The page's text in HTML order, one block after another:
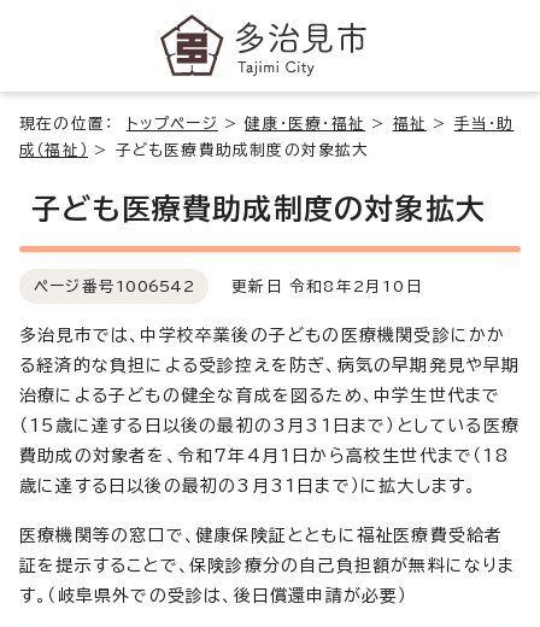
現在の位置： トップページ >健康・医療・福祉 > 福祉 > 手当・助
成（福祉）
> 子ども医療費助成制度の対象拡大
子ども医療費助成制度の対象拡大
ページ番号 1006542 更新日 令和8年2月10日
多治見市では、中学校卒業後の子どもの医療機関受診にかか
る経済的な負担による受診控えを防ぎ、病気の早期発見や早期
治療による子どもの健全な育成を図るため、中学生世代まで
（15歳に達する日以後の最初の3月31日まで）としている医療
費助成の対象者を、令和7年4月1日から高校生世代まで（18
歳に達する日以後の最初の3月31日まで）に拡大します。
医療機関等の窓口で、健康保険証とともに福祉医療費受給者
証を提示することで、保険診療分の自己負担額が無料になりま
す。（岐阜県外での受診は、後日償還申請が必要）